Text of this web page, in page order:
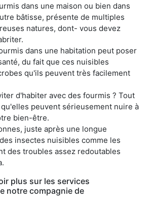
dans une maison ou bien dans
bâtisse, présente de multiples
natures, dont- vous devez
dans une habitation peut poser
du fait que ces nuisibles
qu'ils peuvent très facilement
d'habiter avec des fourmis ? Tout
peuvent sérieusement nuire à
bien-être.
juste après une longue
insectes nuisibles comme les
des troubles assez redoutables
plus sur les services
notre compagnie de